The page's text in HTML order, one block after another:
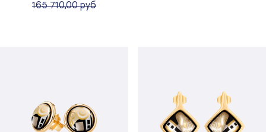
вместо
165 710,00 руб